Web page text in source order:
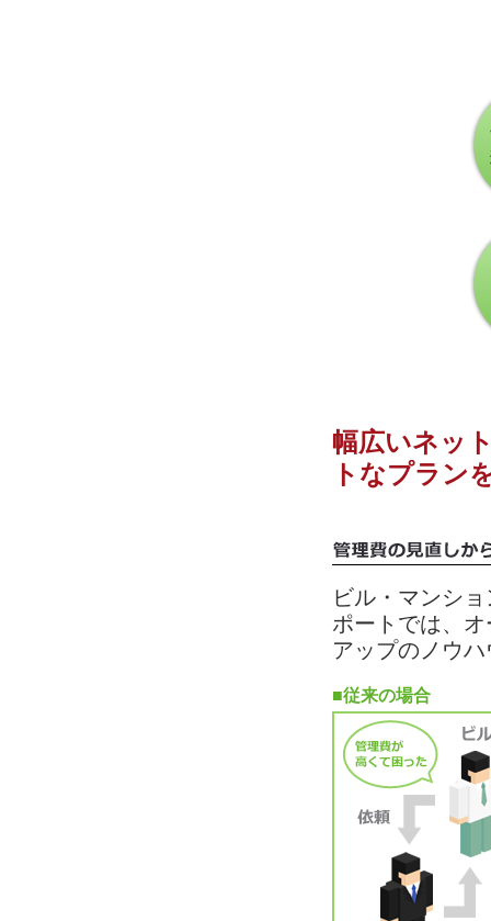
幅広いネッ
トなプラン
ビル・マンシ
ポートでは、
アップのノウ
■従来の場合